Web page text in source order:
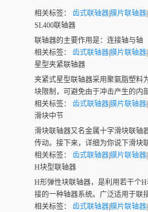
相关标签： 齿式联轴器|膜片联轴器|
SL400联轴器
联轴器的主要作用是：连接轴与轴
相关标签：
齿式联轴器|膜片联轴器|
星型夹紧联轴器
夹紧式星型联轴器采用聚氨脂塑料
块限制，可避免由于冲击产生的内
相关标签：
齿式联轴器|膜片联轴器|
滑块中节
滑块联轴器又名金属十字滑块联轴
传动。接下来，详细为你说下滑块
相关标签：
齿式联轴器|膜片联轴器|
H块型联轴器
H形弹性块联轴器，是利用若干个
接的一种轴器系统。广泛适用于联
相关标签：
齿式联轴器|膜片联轴器|